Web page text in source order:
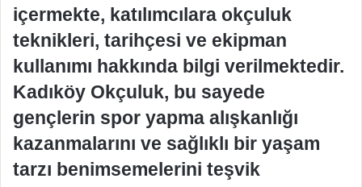
içermekte, katılımcılara okçuluk
teknikleri, tarihçesi ve ekipman
kullanımı hakkında bilgi verilmektedir.
Kadıköy Okçuluk, bu sayede
gençlerin spor yapma alışkanlığı
kazanmalarını ve sağlıklı bir yaşam
tarzı benimsemelerini teşvik